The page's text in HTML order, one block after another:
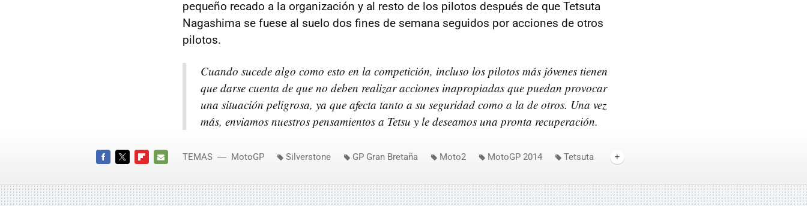
pequeño recado a la organización y al resto de los pilotos después de que Tetsuta
Nagashima se fuese al suelo dos fines de semana seguidos por acciones de otros
pilotos.
Cuando sucede algo como esto en la competición, incluso los pilotos más jóvenes tienen
que darse cuenta de que no deben realizar acciones inapropiadas que puedan provocar
una situación peligrosa, ya que afecta tanto a su seguridad como a la de otros. Una vez
más, enviamos nuestros pensamientos a Tetsu y le deseamos una pronta recuperación.
MAIL
TEMAS MotoGP Silverstone GP Gran Bretaña Moto2 MotoGP 2014
Tetsuta